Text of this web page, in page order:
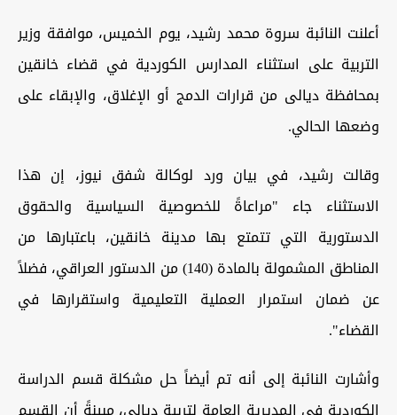
أعلنت النائبة سروة محمد رشيد، يوم الخميس، موافقة وزير
التربية على استثناء المدارس الكوردية في قضاء خانقين
بمحافظة ديالى من قرارات الدمج أو الإغلاق، والإبقاء على
وضعها الحالي.
وقالت رشيد، في بيان ورد لوكالة شفق نيوز، إن هذا
الاستثناء جاء "مراعاةً للخصوصية السياسية والحقوق
الدستورية التي تتمتع بها مدينة خانقين، باعتبارها من
المناطق المشمولة بالمادة (140) من الدستور العراقي، فضلاً
عن ضمان استمرار العملية التعليمية واستقرارها في
القضاء".
وأشارت النائبة إلى أنه تم أيضاً حل مشكلة قسم الدراسة